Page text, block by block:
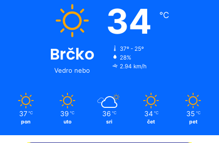
Brčko
Vedro nebo
34 ℃
37º - 25º
28%
2.94 km/h
37 ℃
pon
39 ℃
uto
36 ℃
sri
34 ℃
čet
35 ℃
pet